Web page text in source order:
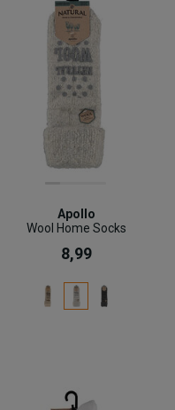
Apollo
Wool Home Socks
8,99